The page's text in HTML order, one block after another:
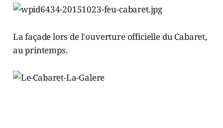
La façade lors de l'ouverture officielle du Cabaret,
au printemps.